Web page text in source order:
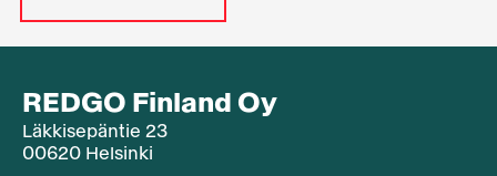
REDGO Finland Oy
Läkkisepäntie 23
00620 Helsinki